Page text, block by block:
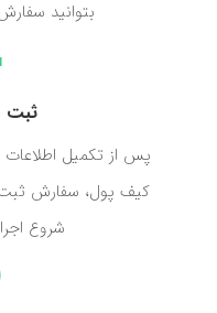
بتوانید
ثبت
پس از تکمیل
کیف پول، سفارش
شروع